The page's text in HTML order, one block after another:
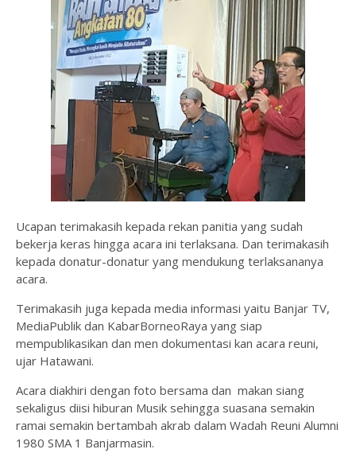
Ucapan terimakasih kepada rekan panitia yang sudah
bekerja keras hingga acara ini terlaksana. Dan terimakasih
kepada donatur-donatur yang mendukung terlaksananya
acara.
Terimakasih juga kepada media informasi yaitu Banjar TV,
MediaPublik dan KabarBorneoRaya yang siap
mempublikasikan dan men dokumentasi kan acara reuni,
ujar Hatawani.
Acara diakhiri dengan foto bersama dan makan siang
sekaligus diisi hiburan Musik sehingga suasana semakin
ramai semakin bertambah akrab dalam Wadah Reuni Alumni
1980 SMA 1 Banjarmasin.